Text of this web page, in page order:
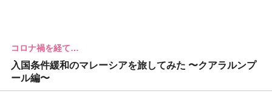
コロナ禍を経て…
入国条件緩和のマレーシアを旅してみた 〜クアラルンプ
ール編〜